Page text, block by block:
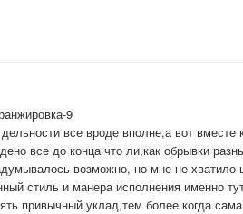
9
все вроде вполне,а вот вместе
все до конца что ли,как обрывки
возможно, но мне не хватило
стиль и манера исполнения именно
привычный уклад,тем более когда сама